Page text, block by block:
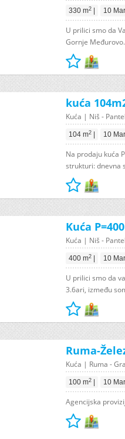
330 m2 10
U prilici smo da
Gornje
kuća
Kuća | Niš -
104 m2 10
Na prodaju kuća
strukturi: dnevna
Kuća
Kuća | Niš -
400 m2 10
U prilici smo da
3.6ari, između
Ruma-
Kuća | Ruma -
100 m2 10
Agencijska